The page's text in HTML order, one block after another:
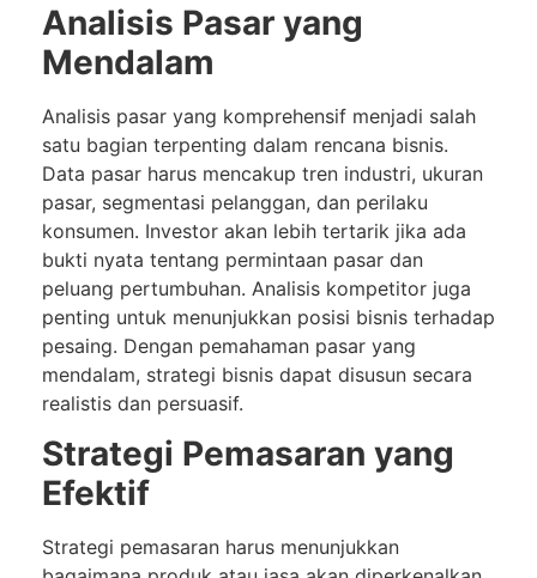
Analisis Pasar yang
Mendalam
Analisis pasar yang komprehensif menjadi salah
satu bagian terpenting dalam rencana bisnis.
Data pasar harus mencakup tren industri, ukuran
pasar, segmentasi pelanggan, dan perilaku
konsumen. Investor akan lebih tertarik jika ada
bukti nyata tentang permintaan pasar dan
peluang pertumbuhan. Analisis kompetitor juga
penting untuk menunjukkan posisi bisnis terhadap
pesaing. Dengan pemahaman pasar yang
mendalam, strategi bisnis dapat disusun secara
realistis dan persuasif.
Strategi Pemasaran yang
Efektif
Strategi pemasaran harus menunjukkan